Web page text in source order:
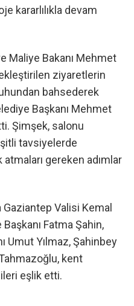
kararlılıkla devam
Maliye Bakanı Mehmet
ziyaretlerin
bahsederek
Başkanı Mehmet
Şimşek, salonu
tavsiyelerde
gereken adımlar
Gaziantep Valisi Kemal
Fatma Şahin,
Umut Yılmaz, Şahinbey
kent
eşlik etti.